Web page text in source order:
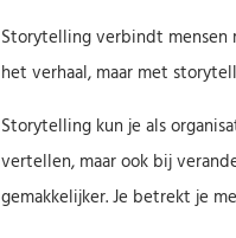
Storytelling verbindt mensen
het verhaal, maar met
Storytelling kun je als
vertellen, maar ook bij
gemakkelijker. Je betrekt je